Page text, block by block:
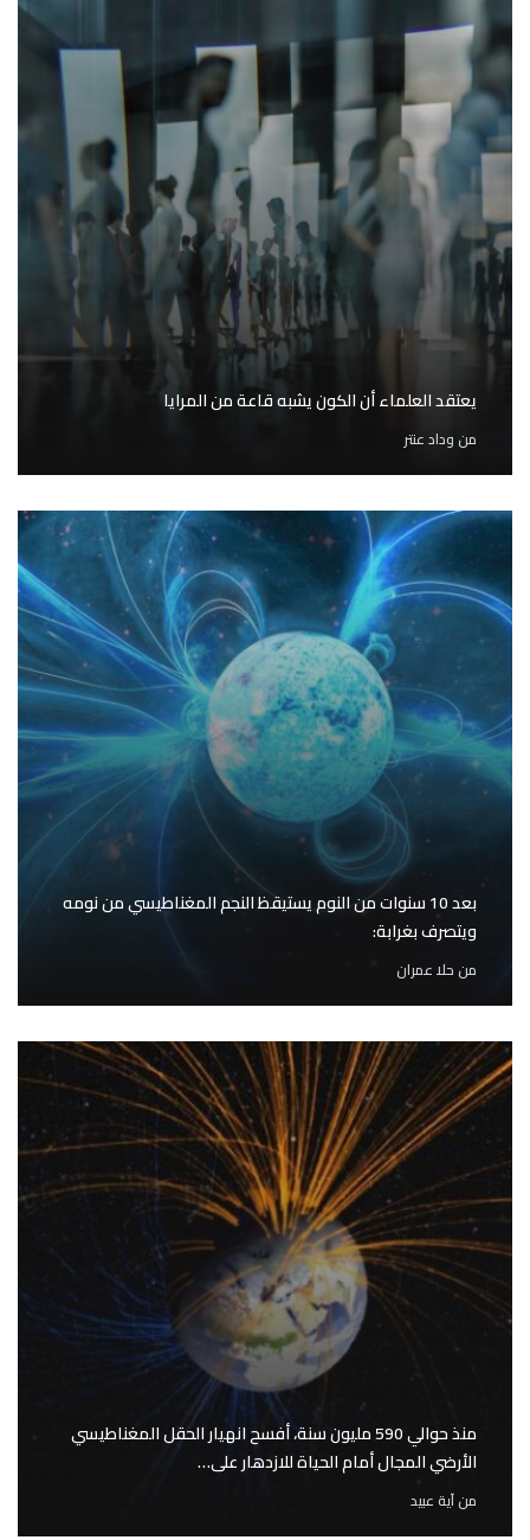
يعتقد العلماء أن الكون يشبه قاعة من المرايا
من وداد عنتر
بعد 10 سنوات من النوم يستيقظ النجم المغناطيسي من نومه
ويتصرف بغرابة:
من حلا عمران
منذ حوالي 590 مليون سنة، أفسح انهيار الحقل المغناطيسي
الأرضي المجال أمام الحياة للازدهار على…
منآية عبيد